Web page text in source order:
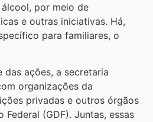
por meio de
e outras iniciativas. Há,
para familiares, o
das ações, a secretaria
organizações da
privadas e outros órgãos
(GDF). Juntas, essas